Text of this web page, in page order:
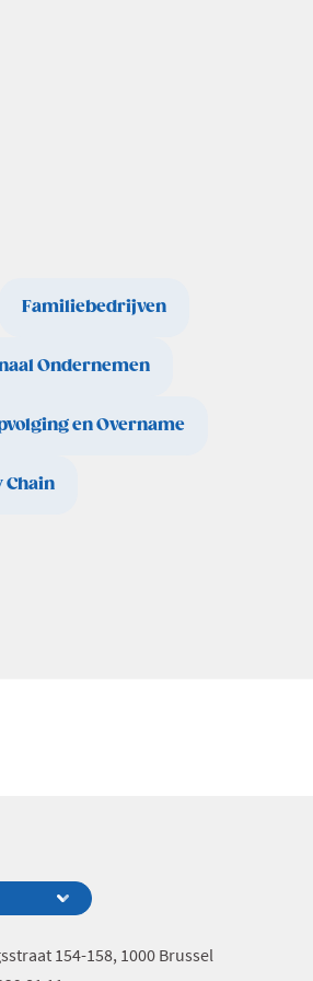
Familiebedrijven
Ondernemen
en Overname
Chain
154-158, 1000 Brussel